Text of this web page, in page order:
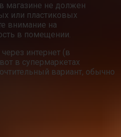
магазине не должен
или пластиковых
внимание на
в помещении.
интернет (в
в супермаркетах
вариант, обычно